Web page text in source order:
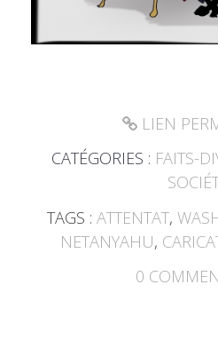
LIEN
CATÉGORIES : FAITS-
TAGS :ATTENTAT,
NETANYAHU,
0